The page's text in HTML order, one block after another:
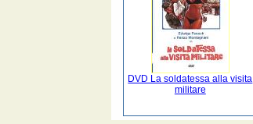
DVD La soldatessa alla visita
militare